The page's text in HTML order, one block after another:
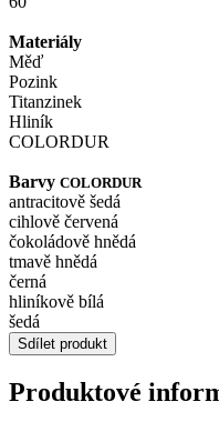
Materiály
Měď
Pozink
Titanzinek
Hliník
COLORDUR
Barvy COLORDUR
antracitově šedá
cihlově červená
čokoládově hnědá
tmavě hnědá
černá
hliníkově bílá
šedá
Sdílet produkt
Produktové